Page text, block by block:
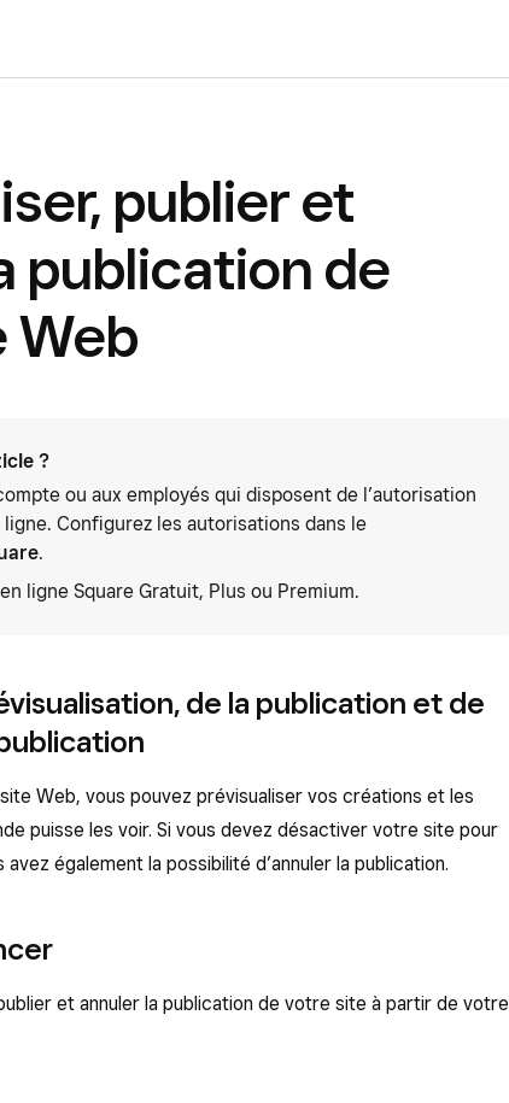
publier et
publication de
Web
?
ou aux employés qui disposent de l’autorisation
Configurez les autorisations dans le
.
ligne Square Gratuit, Plus ou Premium.
de la publication et de
Web, vous pouvez prévisualiser vos créations et les
puisse les voir. Si vous devez désactiver votre site pour
également la possibilité d’annuler la publication.
et annuler la publication de votre site à partir de votre